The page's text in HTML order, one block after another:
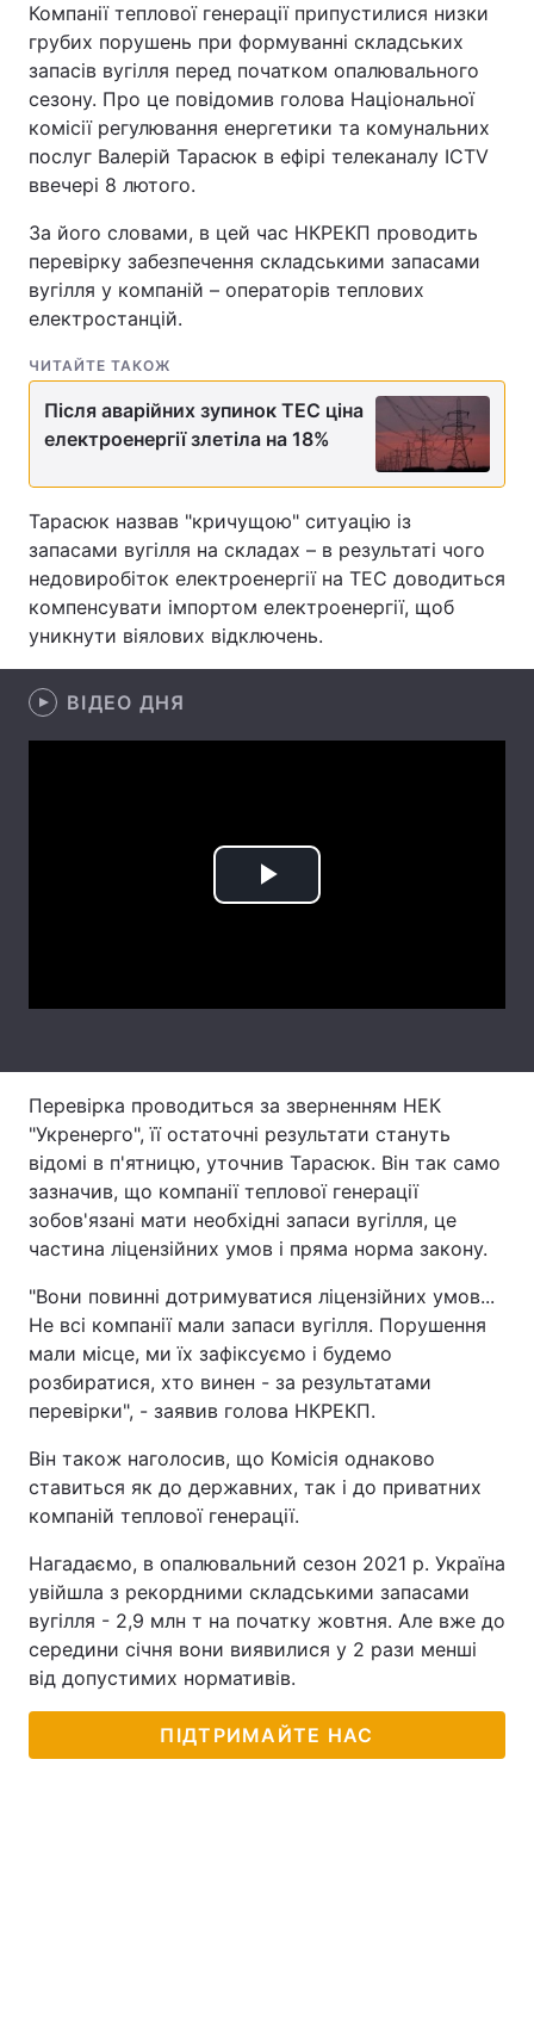
Україна Політика
Економіка Світ
Спорт Наука
Зброя Інциденти
Здоров'я
Цікавинки
Екологія Регіони
Відео з Youtube
Інтерв'ю Думки
Архів Вакансії
Контакти
Компанії теплової генерації припустилися низки
грубих порушень при формуванні складських
запасів вугілля перед початком опалювального
сезону. Про це повідомив голова Національної
комісії регулювання енергетики та комунальних
послуг Валерій Тарасюк в ефірі телеканалу ICTV
ввечері 8 лютого.
За його словами, в цей час НКРЕКП проводить
перевірку забезпечення складськими запасами
вугілля у компаній – операторів теплових
електростанцій.
ЧИТАЙТЕ ТАКОЖ
Після аварійних зупинок ТЕС ціна
електроенергії злетіла на 18%
Тарасюк назвав "кричущою" ситуацію із
запасами вугілля на складах – в результаті чого
недовиробіток електроенергії на ТЕС доводиться
компенсувати імпортом електроенергії, щоб
уникнути віялових відключень.
ВІДЕО ДНЯ
Play
Перевірка проводиться за зверненням НЕК
"Укренерго", її остаточні результати стануть
відомі в п'ятницю, уточнив Тарасюк. Він так само
зазначив, що компанії теплової генерації
зобов'язані мати необхідні запаси вугілля, це
частина ліцензійних умов і пряма норма закону.
"Вони повинні дотримуватися ліцензійних умов...
Не всі компанії мали запаси вугілля. Порушення
мали місце, ми їх зафіксуємо і будемо
розбиратися, хто винен - за результатами
перевірки", - заявив голова НКРЕКП.
Він також наголосив, що Комісія однаково
ставиться як до державних, так і до приватних
компаній теплової генерації.
Нагадаємо, в опалювальний сезон 2021 р. Україна
увійшла з рекордними складськими запасами
вугілля - 2,9 млн т на початку жовтня. Але вже до
середини січня вони виявилися у 2 рази менші
від допустимих нормативів.
ПІДТРИМАЙТЕ НАС